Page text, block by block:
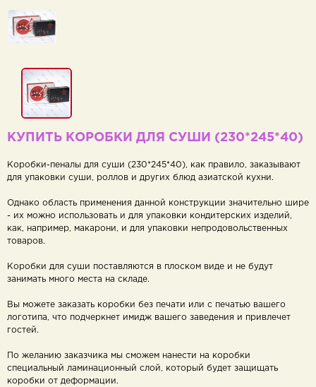
КУПИТЬ КОРОБКИ ДЛЯ СУШИ (230*245*40)
Коробки-пеналы для суши (230*245*40), как правило, заказывают
для упаковки суши, роллов и других блюд азиатской кухни.
Однако область применения данной конструкции значительно шире
- их можно использовать и для упаковки кондитерских изделий,
как, например, макарони, и для упаковки непродовольственных
товаров.
Коробки для суши поставляются в плоском виде и не будут
занимать много места на складе.
Вы можете заказать коробки без печати или с печатью вашего
логотипа, что подчеркнет имидж вашего заведения и привлечет
гостей.
По желанию заказчика мы сможем нанести на коробки
специальный ламинационный слой, который будет защищать
коробки от деформации.